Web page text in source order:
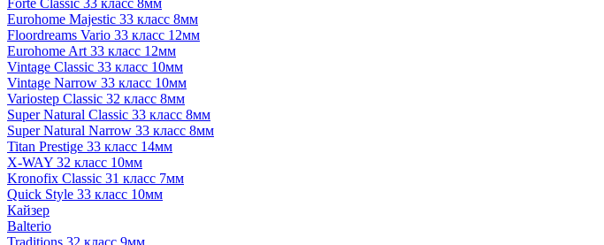
Forte Classic 33 класс 8мм
Eurohome Majestic 33 класс 8мм
Floordreams Vario 33 класс 12мм
Eurohome Art 33 класс 12мм
Vintage Classic 33 класс 10мм
Vintage Narrow 33 класс 10мм
Variostep Classic 32 класс 8мм
Super Natural Classic 33 класс 8мм
Super Natural Narrow 33 класс 8мм
Titan Prestige 33 класс 14мм
X-WAY 32 класс 10мм
Kronofix Classic 31 класс 7мм
Quick Style 33 класс 10мм
Кайзер
Balterio
Traditions 32 класс 9мм